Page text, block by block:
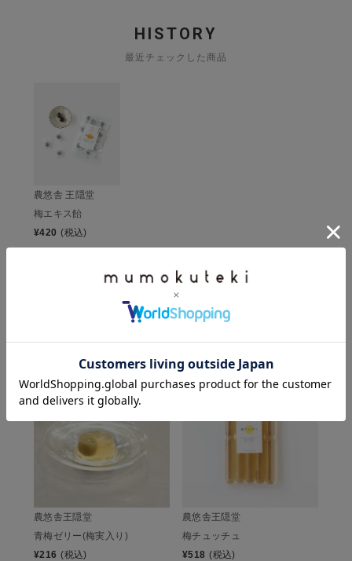
HISTORY
最近チェックした商品
農悠舎 王隠堂
梅エキス飴
¥420 (税込)
CHECKED ITEM
この商品を見た人は、こちらもチェックしています
農悠舎王隠堂
青梅ゼリー(梅実入り)
¥216 (税込)
農悠舎王隠堂
梅チュッチュ
¥518 (税込)